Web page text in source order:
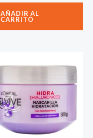
AÑADIR AL
CARRITO